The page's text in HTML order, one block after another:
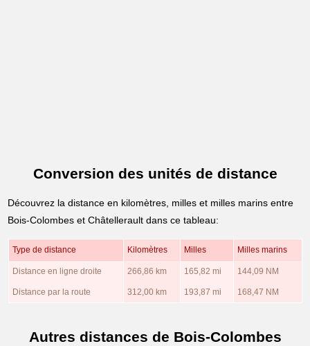
Conversion des unités de distance
Découvrez la distance en kilomètres, milles et milles marins entre
Bois-Colombes et Châtellerault dans ce tableau:
Type de distance Kilomètres Milles Milles marins
Distance en ligne droite 266,86 km 165,82 mi 144,09 NM
Distance par la route 312,00 km 193,87 mi 168,47 NM
Autres distances de Bois-Colombes